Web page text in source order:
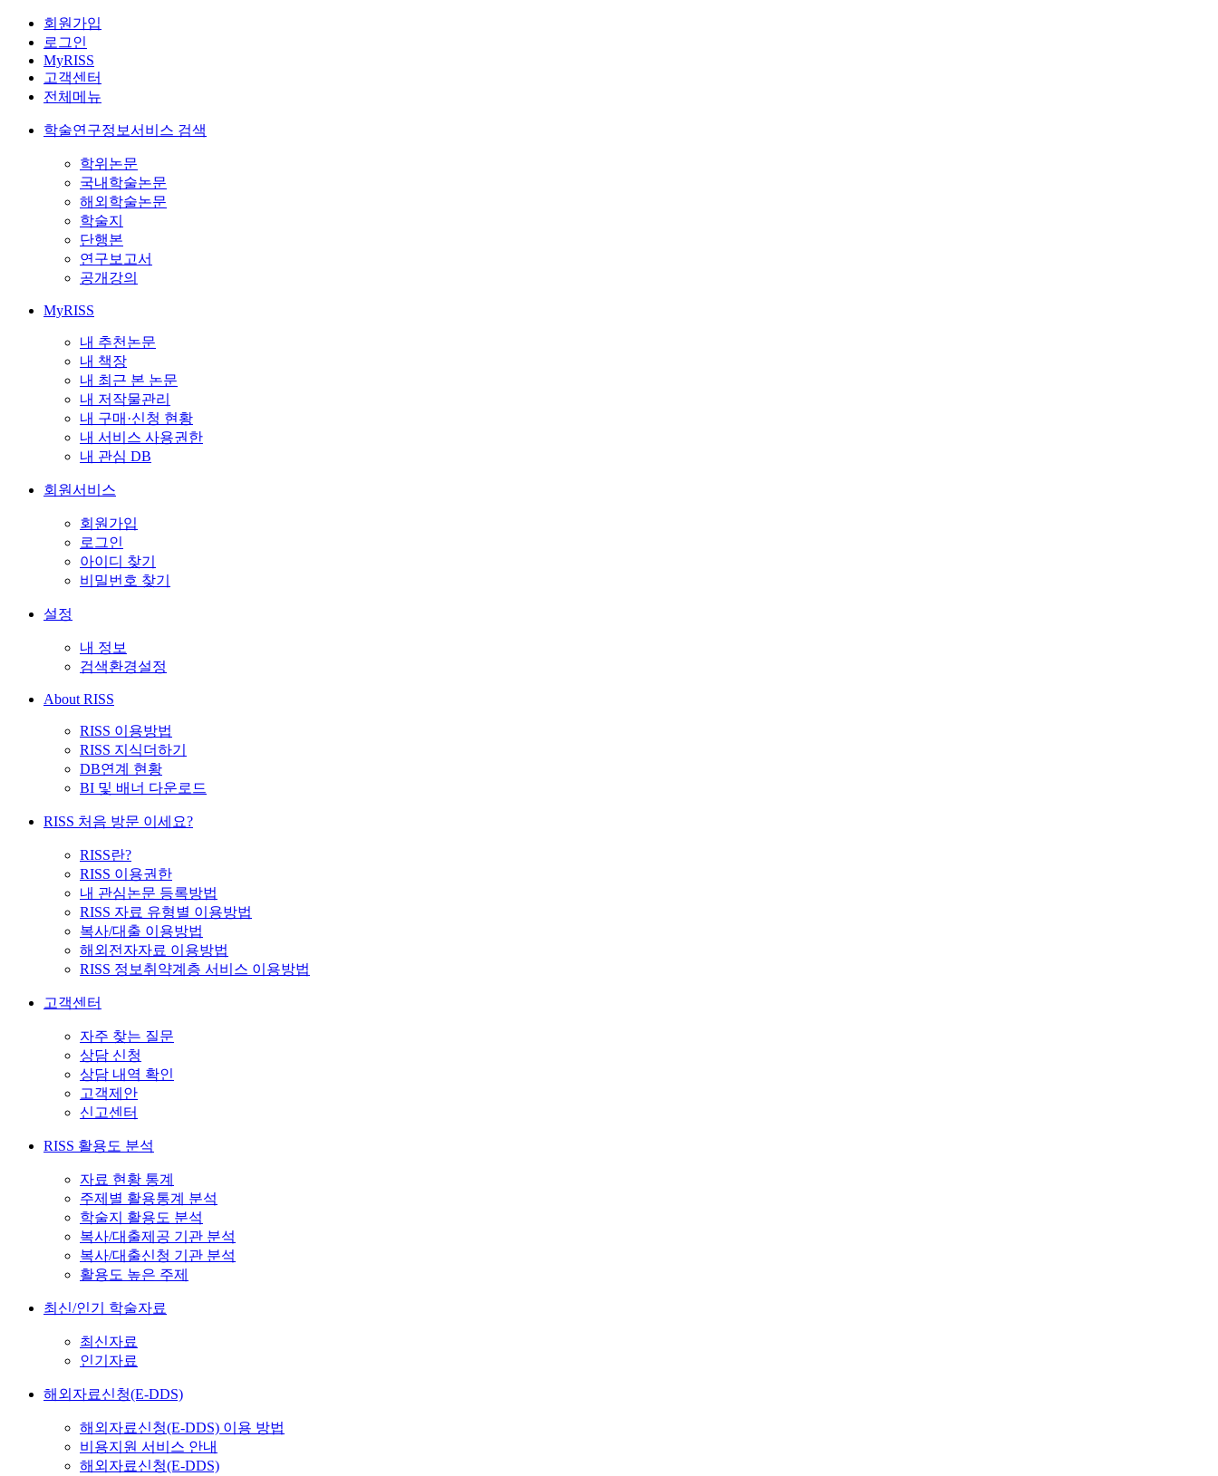
회원가입
로그인
MyRISS
고객센터
전체메뉴
학술연구정보서비스 검색
학위논문
국내학술논문
해외학술논문
학술지
단행본
연구보고서
공개강의
MyRISS
내 추천논문
내 책장
내 최근 본 논문
내 저작물관리
내 구매·신청 현황
내 서비스 사용권한
내 관심 DB
회원서비스
회원가입
로그인
아이디 찾기
비밀번호 찾기
설정
내 정보
검색환경설정
About RISS
RISS 이용방법
RISS 지식더하기
DB연계 현황
BI 및 배너 다운로드
RISS 처음 방문 이세요?
RISS란?
RISS 이용권한
내 관심논문 등록방법
RISS 자료 유형별 이용방법
복사/대출 이용방법
해외전자자료 이용방법
RISS 정보취약계층 서비스 이용방법
고객센터
자주 찾는 질문
상담 신청
상담 내역 확인
고객제안
신고센터
RISS 활용도 분석
자료 현황 통계
주제별 활용통계 분석
학술지 활용도 분석
복사/대출제공 기관 분석
복사/대출신청 기관 분석
활용도 높은 주제
최신/인기 학술자료
최신자료
인기자료
해외자료신청(E-DDS)
해외자료신청(E-DDS) 이용 방법
비용지원 서비스 안내
해외자료신청(E-DDS)